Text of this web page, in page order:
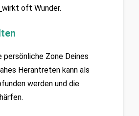
wirkt oft Wunder.
persönliche Zone Deines
Herantreten kann als
werden und die